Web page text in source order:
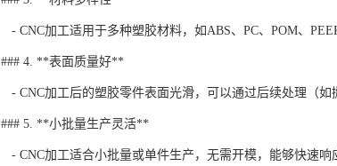
- CNC加工适用于多种塑胶材料，如ABS、PC、POM、
### 4. **表面质量好**
- CNC加工后的塑胶零件表面光滑，可以通过后续处理（
### 5. **小批量生产灵活**
- CNC加工适合小批量或单件生产，无需开模，能够快速响